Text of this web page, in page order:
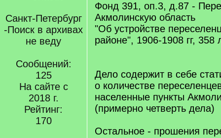
Санкт-Петербург
-Поиск в архивах
не веду
Сообщений:
125
На сайте с
2018 г.
Рейтинг:
170
Фонд 391, оп.3, д.87 -
Акмолинскую область
"Об устройстве
районе", 1906-1908 гг, 358
Дело содержит в себе
о количестве
населенные пункты
(примерно четверть дела)
Остальное - прошения